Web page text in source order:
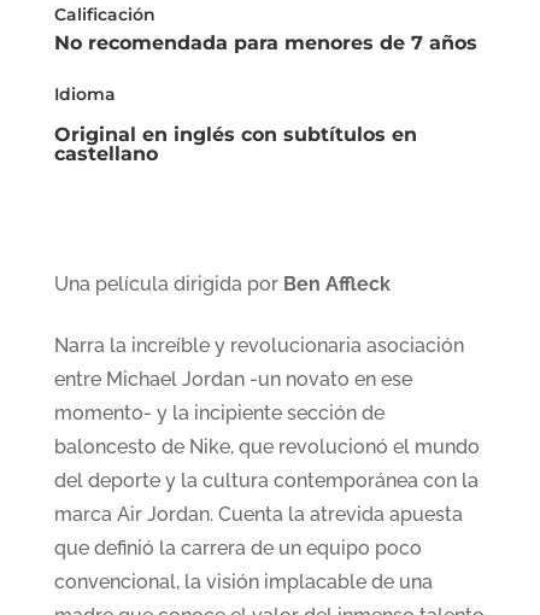
Calificación
No recomendada para menores de 7 años
Idioma
Original en inglés con subtítulos en
castellano
Una película dirigida por Ben Affleck
Narra la increíble y revolucionaria asociación
entre Michael Jordan -un novato en ese
momento- y la incipiente sección de
baloncesto de Nike, que revolucionó el mundo
del deporte y la cultura contemporánea con la
marca Air Jordan. Cuenta la atrevida apuesta
que definió la carrera de un equipo poco
convencional, la visión implacable de una